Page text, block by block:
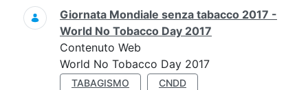
Giornata Mondiale senza tabacco 2017 -
World No Tobacco Day 2017
Contenuto Web
World No Tobacco Day 2017
TABAGISMO
CNDD